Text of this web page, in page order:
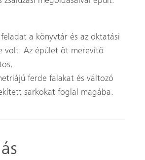
a könyvtár és az oktatási
volt. Az épület öt merevítő
ferde falakat és változó
sarkokat foglal magába.